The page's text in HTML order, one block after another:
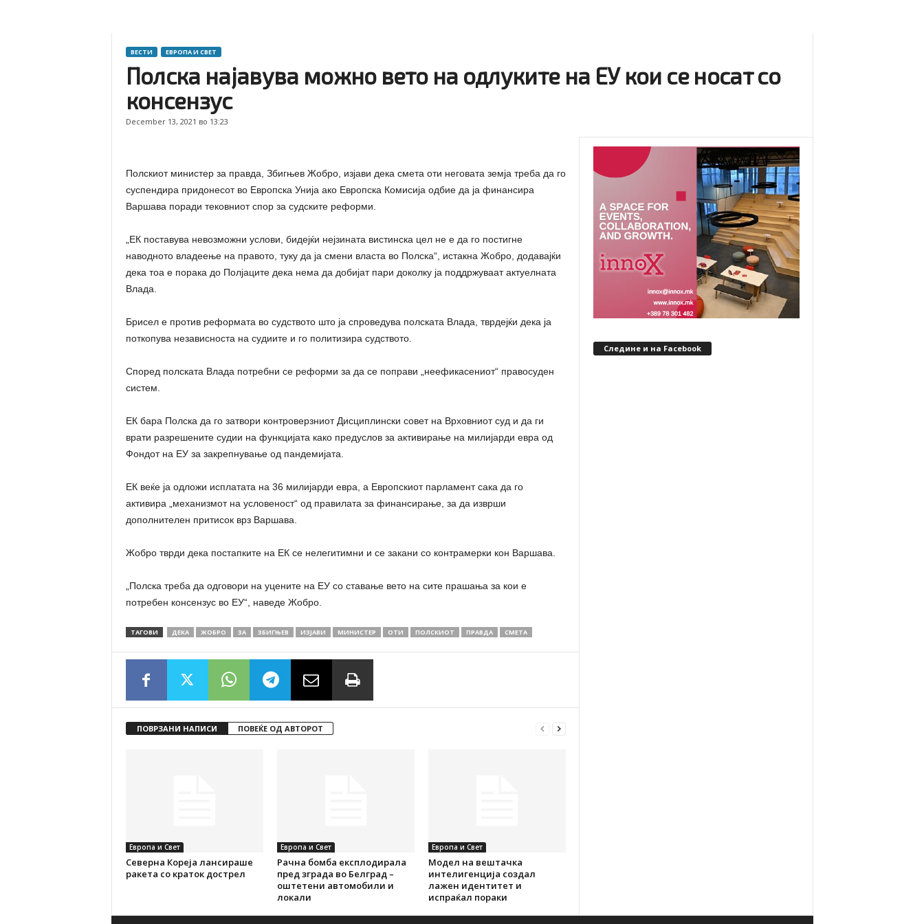
ВЕСТИ ЕВРОПА И СВЕТ
Полска најавува можно вето на одлуките на ЕУ кои се носат со
консензус
December 13, 2021 во 13:23
Полскиот министер за правда, Збигњев Жобро, изјави дека смета оти неговата земја треба да го
суспендира придонесот во Европска Унија ако Европска Комисија одбие да ја финансира
Варшава поради тековниот спор за судските реформи.
„ЕК поставува невозможни услови, бидејќи нејзината вистинска цел не е да го постигне
наводното владеење на правото, туку да ја смени власта во Полска“, истакна Жобро, додавајќи
дека тоа е порака до Полјаците дека нема да добијат пари доколку ја поддржуваат актуелната
Влада.
Брисел е против реформата во судството што ја спроведува полската Влада, тврдејќи дека ја
поткопува независноста на судиите и го политизира судството.
Според полската Влада потребни се реформи за да се поправи „неефикасениот“ правосуден
систем.
ЕК бара Полска да го затвори контроверзниот Дисциплински совет на Врховниот суд и да ги
врати разрешените судии на функцијата како предуслов за активирање на милијарди евра од
Фондот на ЕУ за закрепнување од пандемијата.
ЕК веќе ја одложи исплатата на 36 милијарди евра, а Европскиот парламент сака да го
активира „механизмот на условеност“ од правилата за финансирање, за да изврши
дополнителен притисок врз Варшава.
Жобро тврди дека постапките на ЕК се нелегитимни и се закани со контрамерки кон Варшава.
„Полска треба да одговори на уцените на ЕУ со ставање вето на сите прашања за кои е
потребен консензус во ЕУ“, наведе Жобро.
ТАГОВИ ДЕКА ЖОБРО ЗА ЗБИГЊЕВ ИЗЈАВИ МИНИСТЕР ОТИ ПОЛСКИОТ ПРАВДА СМЕТА
ПОВРЗАНИ НАПИСИ ПОВЕЌЕ ОД АВТОРОТ
Европа и Свет
Северна Кореја лансираше
ракета со краток дострел
Европа и Свет
Рачна бомба експлодирала
пред зграда во Белград –
оштетени автомобили и
локали
Европа и Свет
Модел на вештачка
интелигенција создал
лажен идентитет и
испраќал пораки
Следине и на Facebook